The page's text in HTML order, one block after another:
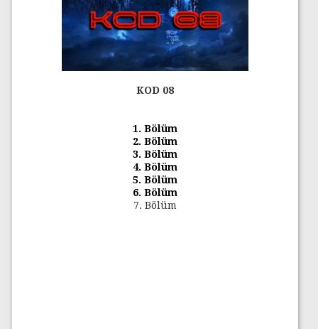
KOD 08
1. Bölüm
2. Bölüm
3. Bölüm
4. Bölüm
5. Bölüm
6. Bölüm
7. Bölüm